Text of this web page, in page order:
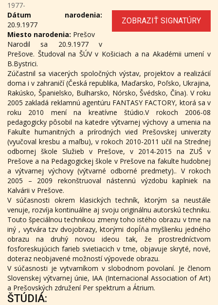
1977-
ZOBRAZIŤ SIGNATÚRY
Dátum narodenia:
20.9.1977
Miesto narodenia: Prešov
Narodil sa 20.9.1977 v
Prešove. Študoval na ŠÚV v Košiciach a na Akadémii umení v
B.Bystrici.
Zúčastnil sa viacerých spoločných výstav, projektov a realizácií
doma i v zahraničí (Česká republika, Maďarsko, Poľsko, Ukrajina,
Rakúsko, Španielsko, Bulharsko, Nórsko, Švédsko, Čína). V roku
2005 zakladá reklamnú agentúru FANTASY FACTORY, ktorá sa v
roku 2010 mení na kreatívne štúdio.V rokoch 2006-08
pedagogicky pôsobil na katedre výtvarnej výchovy a umenia na
Fakulte humanitných a prírodných vied Prešovskej univerzity
(vyučoval kresbu a maľbu), v rokoch 2010-2011 učil na Strednej
odbornej škole Služieb v Prešove, v 2014-2015 na ZUŠ v
Prešove a na Pedagogickej škole v Prešove na fakulte hudobnej
a výtvarnej výchovy (výtvarné odborné predmety).. V rokoch
2005 – 2009 rekonštruoval nástennú výzdobu kaplniek na
Kalvárii v Prešove.
V súčasnosti okrem klasických techník, ktorým sa neustále
venuje, rozvíja kontinuálne aj svoju originálnu autorskú techniku.
Touto špeciálnou technikou zmeny toho istého obrazu v tme na
iný , vytvára tzv dvojobrazy, ktorými dopĺňa myšlienku jedného
obrazu na druhý novou ideou tak, že prostredníctvom
fosforeskujúcich farieb svietiacich v tme, objavuje skryté, nové,
doteraz neobjavené možností výpovede obrazu.
V súčasnosti je vytvarníkom v slobodnom povolaní. Je členom
Slovenskej výtvarnej únie, IAA (Internacional Association of Art)
a Prešovských združení Per spektrum a Átrium.
ŠTÚDIÁ: